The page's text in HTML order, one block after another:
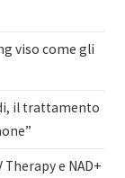
viso come gli
il trattamento
e NAD+